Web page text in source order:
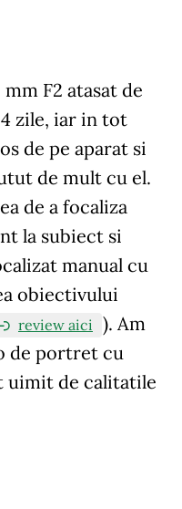
F2 atasat de
zile, iar in tot
de pe aparat si
de mult cu el.
de a focaliza
la subiect si
manual cu
obiectivului
review aici
). Am
de portret cu
uimit de calitatile